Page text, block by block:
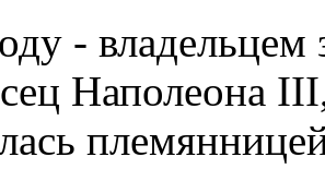
- владельцем
Наполеона